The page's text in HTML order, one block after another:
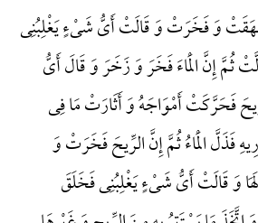
وَ فَخَرَتْ وَ قَالَتْ أَیُّ شَیْءٍ یَغْلِبُنِی
ثُمَّ إِنَّ الْمَاءَ فَخَرَ وَ زَخَرَ وَ قَالَ أَیُّ
فَحَرَّکَتْ أَمْوَاجَهُ وَ أَثَارَتْ مَا فِی
فَذَلَّ الْمَاءُ ثُمَّ إِنَّ الرِّیحَ فَخَرَتْ وَ
وَ قَالَتْ أَیُّ شَیْءٍ یَغْلِبُنِی فَخَلَقَ